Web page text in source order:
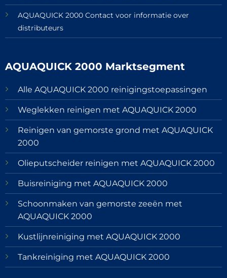
AQUAQUICK 2000 Contact voor informatie over
distributeurs
AQUAQUICK 2000 Marktsegment
Alle AQUAQUICK 2000 reinigingstoepassingen
Weglekken reinigen met AQUAQUICK 2000
Reinigen van gemorste grond met AQUAQUICK
2000
Olieputscheider reinigen met AQUAQUICK 2000
Buisreiniging met AQUAQUICK 2000
Schoonmaken van gemorste zeeën met
AQUAQUICK 2000
Kustlijnreiniging met AQUAQUICK 2000
Tankreiniging met AQUAQUICK 2000